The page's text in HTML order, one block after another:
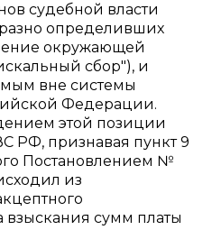
судебной власти
определивших
окружающей
сбор"), и
вне системы
Федерации.
этой позиции
РФ, признавая пункт 9
Постановлением №
из
взыскания сумм платы